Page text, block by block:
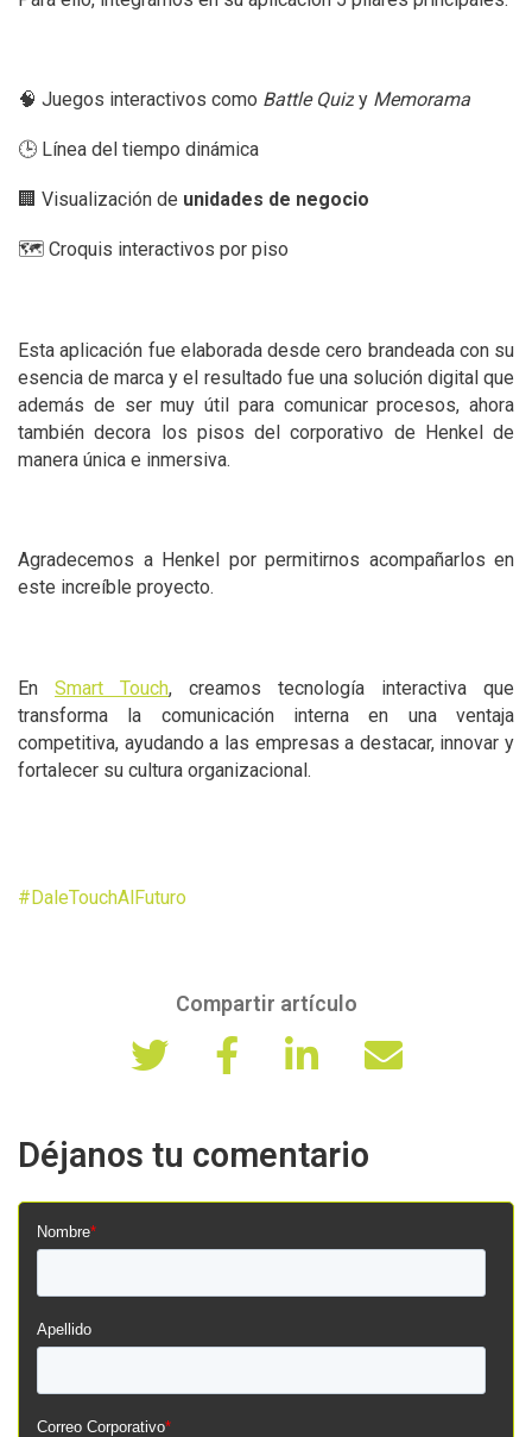
🧠 Juegos interactivos como Battle Quiz y Memorama
🕒 Línea del tiempo dinámica
🏢 Visualización de unidades de negocio
🗺️ Croquis interactivos por piso
Esta aplicación fue elaborada desde cero brandeada con su
esencia de marca y el resultado fue una solución digital que
además de ser muy útil para comunicar procesos, ahora
también decora los pisos del corporativo de Henkel de
manera única e inmersiva.
Agradecemos a Henkel por permitirnos acompañarlos en
este increíble proyecto.
En Smart Touch, creamos tecnología interactiva que
transforma la comunicación interna en una ventaja
competitiva, ayudando a las empresas a destacar, innovar y
fortalecer su cultura organizacional.
#DaleTouchAlFuturo
Compartir artículo
Déjanos tu comentario
Nombre*
Apellido
Correo Corporativo*